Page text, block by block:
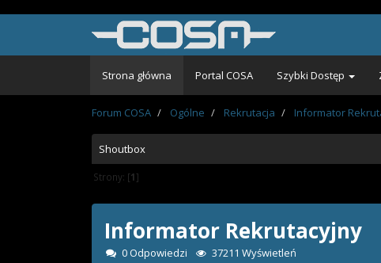
Strona główna Portal COSA Szybki Dostęp
Forum COSA Ogólne Rekrutacja Informator
Shoutbox
Strony: [1]
Informator Rekrutacyjny
0 Odpowiedzi 37211 Wyświetleń